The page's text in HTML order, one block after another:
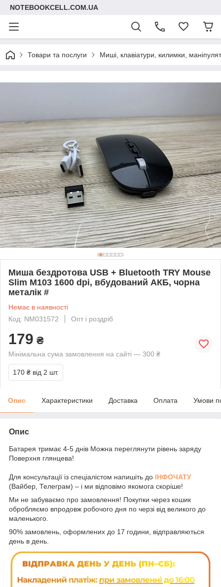
NOTEBOOKCELL.COM.UA
Товари та послуги Миші, клавіатури, килимки,
Миша бездротова USB + Bluetooth TRY Mouse
Slim M103 1600 dpi, вбудований АКБ, чорна
металік #
Немає в наявності
Код: NM031572
Опт і роздріб
179 ₴
Мінімальна сума замовлення на сайті — 300 ₴
170 ₴ від 2 шт.
Опис Характеристики Доставка Оплата Умови
Опис
Батарея тримає 4-5 днів Можна переглянути рівень заряду
Поверхня глянцева!
Для консультації із спеціалістом напишіть до ІНФОЧАТУ
(Вайбер, Телеграм) – і ми відповімо якомога скоріше!
Ми не забуваємо про замовлення! Покупки через кошик
обробляємо впродовж робочого дня по черзі від великого до
маленького.
90% замовлень, оформлених до 17 години, відправляються
день в день.